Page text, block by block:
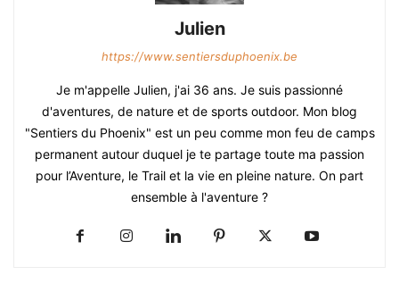
Julien
https://www.sentiersduphoenix.be
Je m'appelle Julien, j'ai 36 ans. Je suis passionné
d'aventures, de nature et de sports outdoor. Mon blog
"Sentiers du Phoenix" est un peu comme mon feu de camps
permanent autour duquel je te partage toute ma passion
pour l’Aventure, le Trail et la vie en pleine nature. On part
ensemble à l'aventure ?